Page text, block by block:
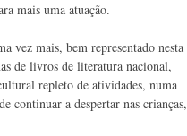
mais uma atuação.
vez mais, bem representado nesta
de livros de literatura nacional,
repleto de atividades, numa
continuar a despertar nas crianças,